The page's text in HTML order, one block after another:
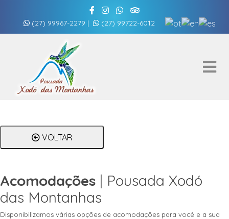
(27) 99967-2279 | (27) 99722-6012
VOLTAR
Acomodações | Pousada Xodó
das Montanhas
Disponibilizamos várias opções de acomodações para você e a sua